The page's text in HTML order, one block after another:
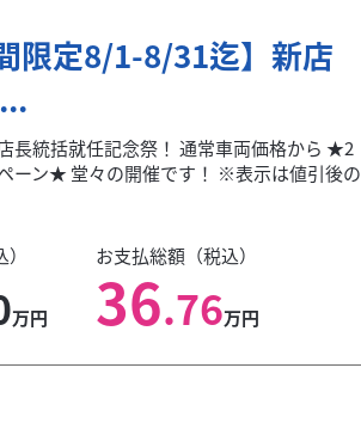
限定8/1-8/31迄】新店
長統括就任記念祭！ 通常車両価格から ★2
ーン★ 堂々の開催です！ ※表示は値引後の
万円
お支払総額（税込）
36.76万円